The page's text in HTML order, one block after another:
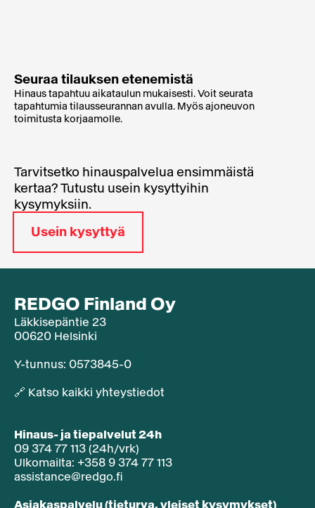
Seuraa tilauksen etenemistä
Hinaus tapahtuu aikataulun mukaisesti. Voit seurata
tapahtumia tilausseurannan avulla. Myös ajoneuvon
toimitusta korjaamolle.
Tarvitsetko hinauspalvelua ensimmäistä
kertaa? Tutustu usein kysyttyihin
kysymyksiin.
Usein kysyttyä
REDGO Finland Oy
Läkkisepäntie 23
00620 Helsinki
Y-tunnus: 0573845-0​
🔗 Katso kaikki yhteystiedot
Hinaus- ja tiepalvelut 24h
09 374 77 113 (24h/vrk)
Ulkomailta: +358 9 374 77 113
assistance@redgo.fi
Asiakaspalvelu (tieturva, yleiset kysymykset)